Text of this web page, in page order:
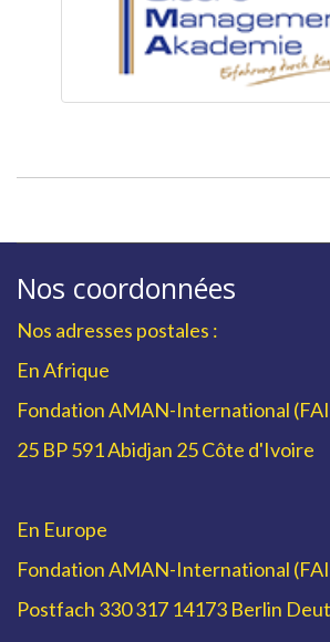
Nos coordonnées
Nos adresses postales :
En Afrique
Fondation AMAN-International
25 BP 591 Abidjan 25 Côte d'Ivoire
En Europe
Fondation AMAN-International
Postfach 330 317 14173 Berlin